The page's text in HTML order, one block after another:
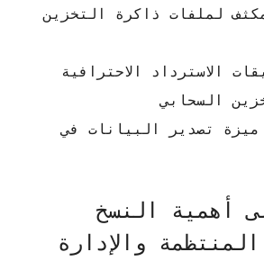
لملفات ذاكرة التخزين
الاسترداد الاحترافية
السحابي
ميزة تصدير البيانات في
أهمية النسخ
المنتظمة والإدارة